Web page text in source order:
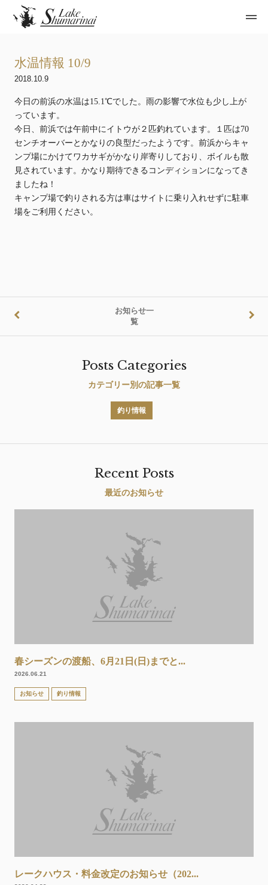
水温情報 10/9
2018.10.9
今日の前浜の水温は15.1℃でした。雨の影響で水位も少し上が
っています。
今日、前浜では午前中にイトウが２匹釣れています。１匹は70
センチオーバーとかなりの良型だったようです。前浜からキャ
ンプ場にかけてワカサギがかなり岸寄りしており、ボイルも散
見されています。かなり期待できるコンディションになってき
ましたね！
キャンプ場で釣りされる方は車はサイトに乗り入れせずに駐車
場をご利用ください。
お知らせ一
覧
Posts Categories
カテゴリー別の記事一覧
釣り情報
Recent Posts
最近のお知らせ
春シーズンの渡船、6月21日(日)までと...
2026.06.21
お知らせ 釣り情報
レークハウス・料金改定のお知らせ（202...